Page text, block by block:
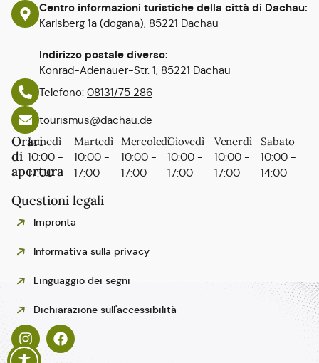
Centro informazioni turistiche della città di Dachau:
Karlsberg 1a (dogana), 85221 Dachau
Indirizzo postale diverso:
Konrad-Adenauer-Str. 1, 85221 Dachau
Telefono: 08131/75 286
tourismus@dachau.de
Orari
di
apertura
Lunedì
10:00 -
17:00
Martedì
10:00 -
17:00
Mercoledì
10:00 -
17:00
Giovedì
10:00 -
17:00
Venerdì
10:00 -
17:00
Sabato
10:00 -
14:00
Questioni legali
Impronta
Informativa sulla privacy
Linguaggio dei segni
Dichiarazione sull'accessibilità
Français
Español